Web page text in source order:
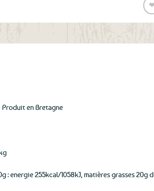
Produit en Bretagne
: energie 255kcal/1058kJ, matières grasses 20g